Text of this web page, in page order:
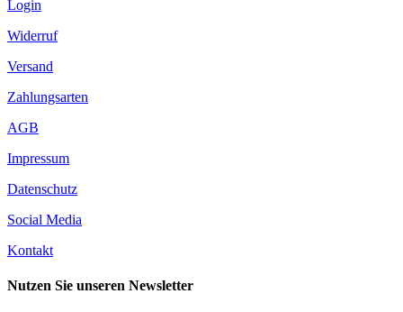
Login
Widerruf
Versand
Zahlungsarten
AGB
Impressum
Datenschutz
Social Media
Kontakt
Nutzen Sie unseren Newsletter